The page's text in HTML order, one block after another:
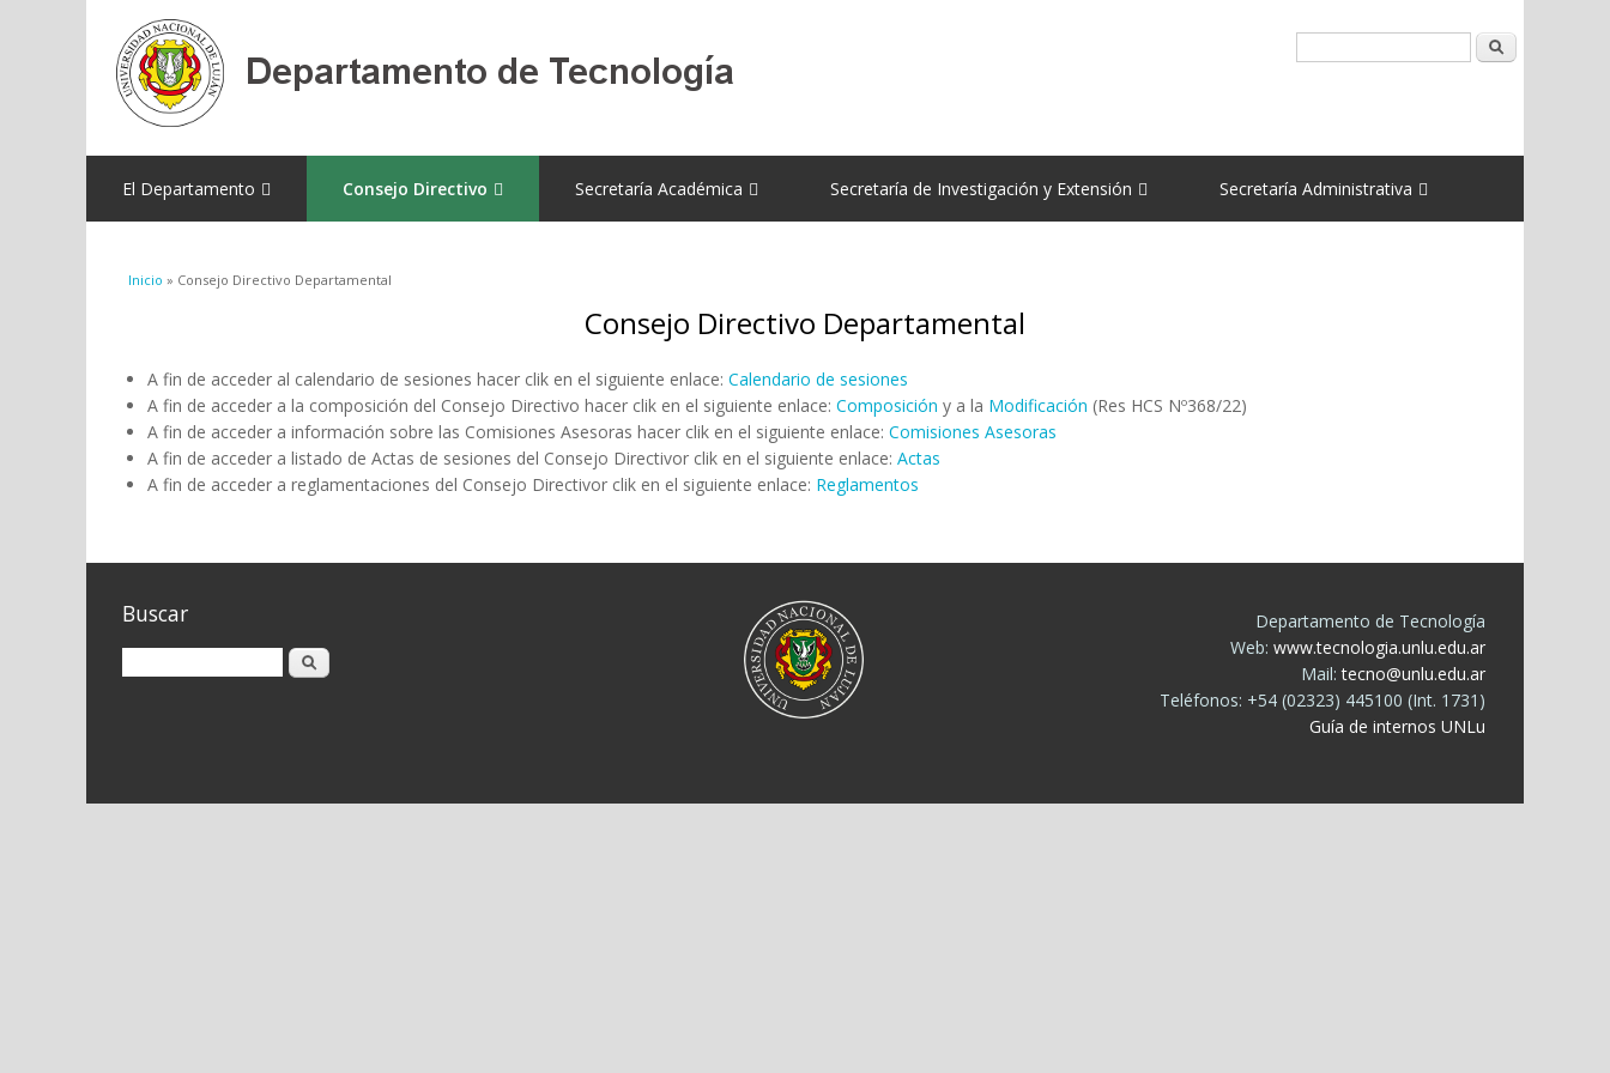
El Departamento Consejo Directivo Secretaría Académica Secretaría de Investigación y Extensión Secretaría Administrativa
Se encuentra usted aquí
Inicio » Consejo Directivo Departamental
Consejo Directivo Departamental
A fin de acceder al calendario de sesiones hacer clik en el siguiente enlace: Calendario de sesiones
A fin de acceder a la composición del Consejo Directivo hacer clik en el siguiente enlace: Composición y a la Modificación (Res HCS Nº368/22)
A fin de acceder a información sobre las Comisiones Asesoras hacer clik en el siguiente enlace: Comisiones Asesoras
A fin de acceder a listado de Actas de sesiones del Consejo Directivor clik en el siguiente enlace: Actas
A fin de acceder a reglamentaciones del Consejo Directivor clik en el siguiente enlace: Reglamentos
Buscar
Buscar
Departamento de Tecnología
Web: www.tecnologia.unlu.edu.ar
Mail:tecno@unlu.edu.ar
Teléfonos: +54 (02323) 445100 (Int. 1731)
Guía de internos UNLu